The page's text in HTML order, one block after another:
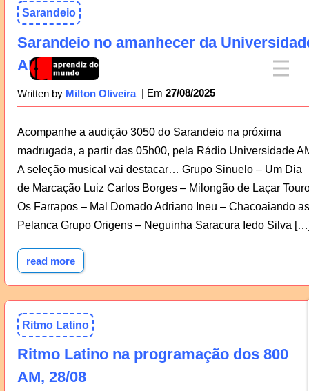
Sarandeio
Sarandeio no amanhecer da
AM, 28/08
Written by Milton Oliveira 27/08/2025
Acompanhe a audição 3050 do Sarandeio na próxima
madrugada, a partir das 05h00, pela Rádio Universidade
A seleção musical vai destacar… Grupo Sinuelo – Um Dia
de Marcação Luiz Carlos Borges – Milongão de Laçar
Os Farrapos – Mal Domado Adriano Ineu – Chacoaiando as
Pelanca Grupo Origens – Neguinha Saracura Iedo Silva
read more
Ritmo Latino
Ritmo Latino na programação dos 800
AM, 28/08